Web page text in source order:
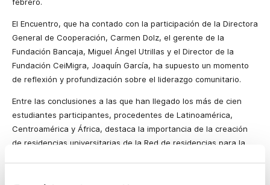
El Encuentro, que ha contado con la participación de la Directora
General de Cooperación, Carmen Dolz, el gerente de la
Fundación Bancaja, Miguel Ángel Utrillas y el Director de la
Fundación CeiMigra, Joaquín García, ha supuesto un momento
de reflexión y profundización sobre el liderazgo comunitario.
Entre las conclusiones a las que han llegado los más de cien
estudiantes participantes, procedentes de Latinoamérica,
Centroamérica y África, destaca la importancia de la creación
de residencias universitarias de la Red de residencias para la